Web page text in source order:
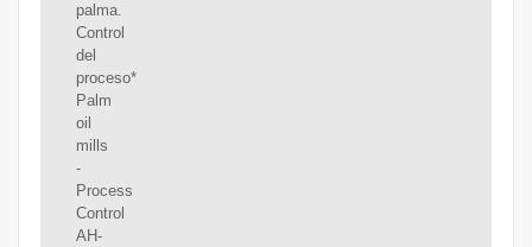
palma.
Control
del
proceso*
Palm
oil
mills
-
Process
Control
AH-